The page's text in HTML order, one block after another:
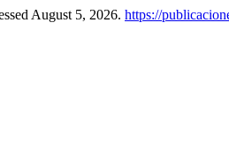
August 5, 2026. https://